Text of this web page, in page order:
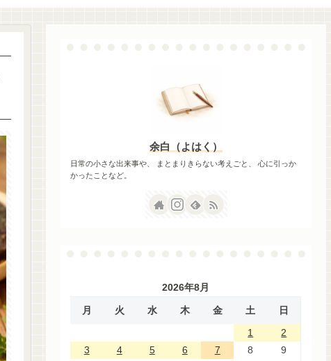
余白（よはく）
日常の小さな出来事や、 まとまりきらない考えごと、 心に引っか
かったことなど。
2026年8月
月 火 水 木 金 土
日
1
2
3
4 5 6 7 8
9